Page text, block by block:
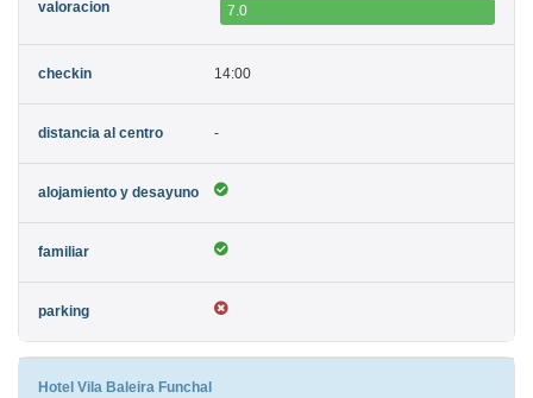
7.0
14:00
-
Hotel Vila Baleira Funchal